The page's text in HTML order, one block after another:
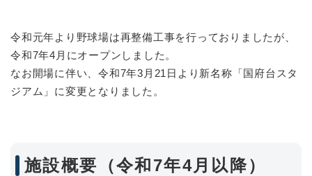
令和元年より野球場は再整備工事を行っておりましたが、
令和7年4月にオープンしました。
なお開場に伴い、令和7年3月21日より新名称「国府台スタ
ジアム」に変更となりました。
施設概要（令和7年4月以降）